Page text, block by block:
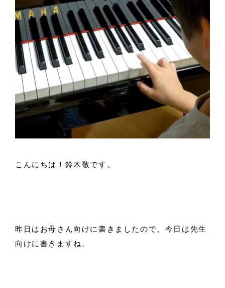
こんにちは！鈴木敬です。
昨日はお母さん向けに書きましたので、今日は先生
向けに書きますね。